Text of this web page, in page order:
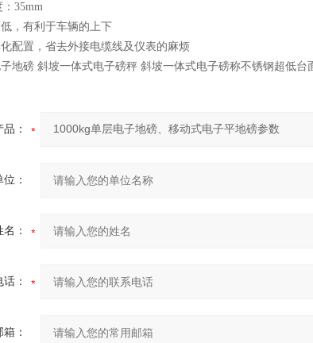
35mm
，有利于车辆的上下
配置，省去外接电缆线及仪表的麻烦
地磅 斜坡一体式电子磅秤 斜坡一体式电子磅称不锈钢超低台
品：
：
：
：
：